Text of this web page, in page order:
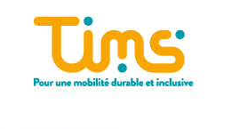
ANAH - Agence Nationale de l'Habitat